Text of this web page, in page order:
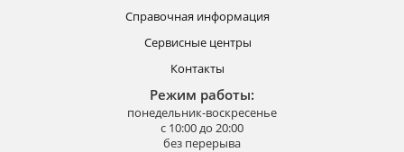
Справочная информация
Сервисные центры
Контакты
Режим работы:
понедельник-воскресенье
с 10:00 до 20:00
без перерыва